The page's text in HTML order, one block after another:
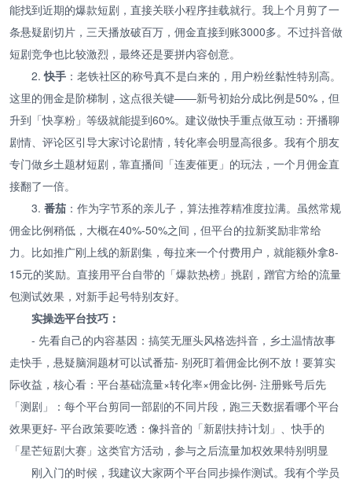
能找到近期的爆款短剧，直接关联小程序挂载就行。我上个月剪了一
条悬疑剧切片，三天播放破百万，佣金直接到账3000多。不过抖音做
短剧竞争也比较激烈，最终还是要拼内容创意。
2.快手 ：老铁社区的称号真不是白来的，用户粉丝黏性特别高。
这里的佣金是阶梯制，这点很关键——新号初始分成比例是50%，但
升到「快享粉」等级就能提到60%。建议做快手重点做互动：开播聊
剧情、评论区引导大家讨论剧情，转化率会明显高很多。我有个朋友
专门做乡土题材短剧，靠直播间「连麦催更」的玩法，一个月佣金直
接翻了一倍。
3. 番茄 ：作为字节系的亲儿子，算法推荐精准度拉满。虽然常规
佣金比例稍低，大概在40%-50%之间，但平台的拉新奖励非常给
力。比如推广刚上线的新剧集，每拉来一个付费用户，就能额外拿8-
15元的奖励。直接用平台自带的「爆款热榜」挑剧，蹭官方给的流量
包测试效果，对新手起号特别友好。
实操选平台技巧：
- 先看自己的内容基因：搞笑无厘头风格选抖音，乡土温情故事
走快手，悬疑脑洞题材可以试番茄- 别死盯着佣金比例不放！要算实
际收益，核心看：平台基础流量×转化率×佣金比例- 注册账号后先
「测剧」：每个平台剪同一部剧的不同片段，跑三天数据看哪个平台
效果更好- 平台政策要吃透：像抖音的「新剧扶持计划」、快手的
「星芒短剧大赛」这类官方活动，参与之后流量加权效果特别明显
刚入门的时候，我建议大家两个平台同步操作测试。我有个学员